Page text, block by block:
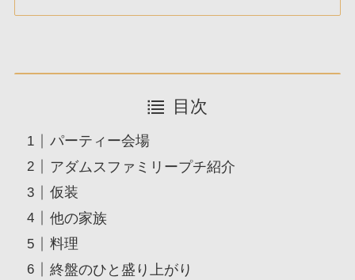
目次
パーティー会場
アダムスファミリープチ紹介
仮装
他の家族
料理
終盤のひと盛り上がり